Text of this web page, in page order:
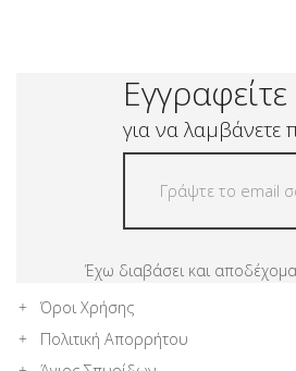
για να λαμβάνετε
Έχω διαβάσει και
Όροι Χρήσης
Πολιτική Απορρήτου